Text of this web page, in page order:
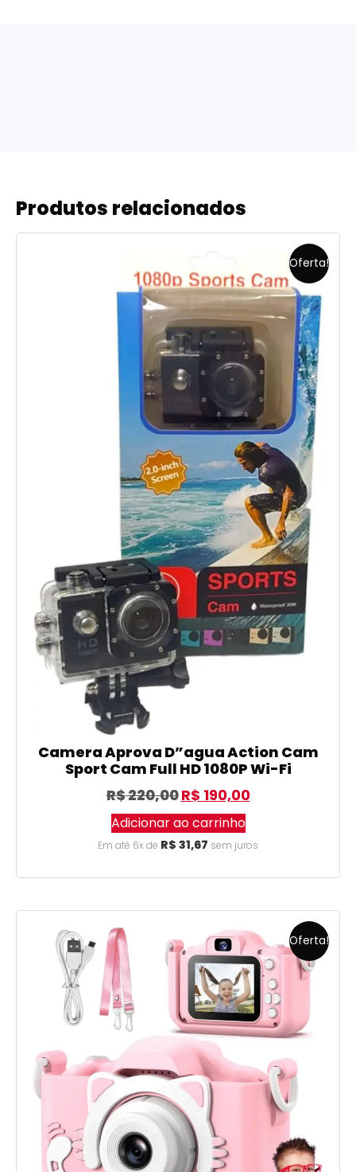
Produtos relacionados
Oferta!
Camera Aprova D”agua Action Cam
Sport Cam Full HD 1080P Wi-Fi
R$220,00R$ 190,00
Adicionar ao carrinho
Em até 6x de R$ 31,67 sem juros
Oferta!